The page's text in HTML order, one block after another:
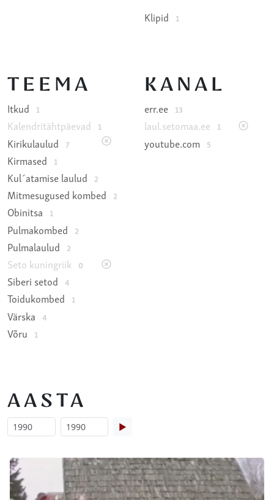
Klipid 1
TEEMA
Itkud 1
Kalendritähtpäevad 1
Kirikulaulud 7
Kirmased 1
Kul´atamise laulud 2
Mitmesugused kombed 2
Obinitsa 1
Pulmakombed 2
Pulmalaulud 2
Seto kuningriik 0
Siberi setod 4
Toidukombed 1
Värska 4
Võru 1
KANAL
err.ee 13
laul.setomaa.ee 1
youtube.com 5
AASTA
▶